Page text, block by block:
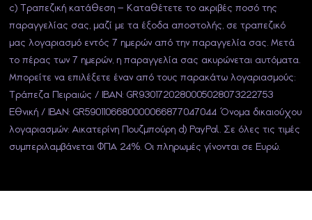
c) Τραπεζική κατάθεση – Καταθέτετε το ακριβές ποσό της
παραγγελίας σας, μαζί με τα έξοδα αποστολής, σε τραπεζικό
μας λογαριασμό εντός 7 ημερών από την παραγγελία σας. Μετά
το πέρας των 7 ημερών, η παραγγελία σας ακυρώνεται αυτόματα.
Μπορείτε να επιλέξετε έναν από τους παρακάτω λογαριασμούς:
Τράπεζα Πειραιώς / IBAN: GR9301720280005028073222753
Εθνική / IBAN: GR5901106680000066877047044 Όνομα δικαιούχου
λογαριασμών: Αικατερίνη Πουζμπούρη d) PayPal. Σε όλες τις τιμές
συμπεριλαμβάνεται ΦΠΑ 24%. Οι πληρωμές γίνονται σε Ευρώ.